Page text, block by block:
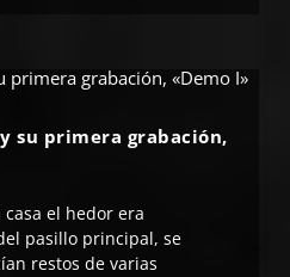
y su primera grabación,
el hedor era
pasillo principal, se
restos de varias